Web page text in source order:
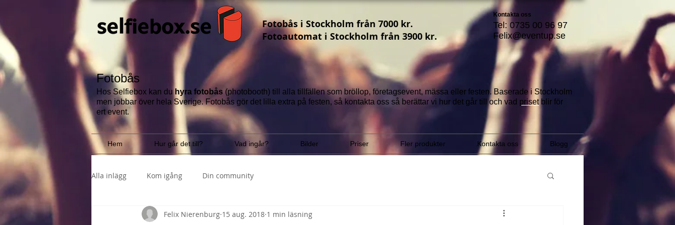
Fotobås i Stockholm från 7000 kr.
Fotoautomat i Stockholm från 3900 kr.
Kontakta oss
Tel: 0735 00 96 97
Felix@eventup.se
Fotobås
Hos Selfiebox kan du hyra fotobås (photobooth) till alla tillfällen som bröllop, företagsevent, mässa eller festen. Baserade i Stockholm
men jobbar över hela Sverige.Fotobås gör det lilla extra på festen, så kontakta oss så berättar vi hur det går till och vad prisetblir för
ert event.
Hem Hur går det till? Vad ingår? Bilder Priser Fler produkter Kontakta oss Blogg
Alla inlägg Kom igång Din community
Felix Nierenburg 15 aug. 2018 1 min läsning